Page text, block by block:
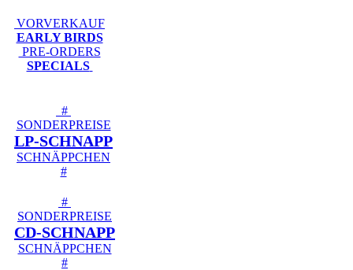
VORVERKAUF
EARLY BIRDS
PRE-ORDERS
SPECIALS
#
SONDERPREISE
LP-SCHNAPP
SCHNÄPPCHEN
#
#
SONDERPREISE
CD-SCHNAPP
SCHNÄPPCHEN
#